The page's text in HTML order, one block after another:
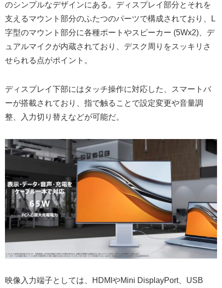
のシンプルなデザインにある。ディスプレイ部分とそれを
支えるマウント部分のふたつのパーツで構成されており、L
字型のマウント部分に各種ポートやスピーカー (5Wx2)、デ
ュアルマイクが内蔵されており、デスク周りをスッキリさ
せられる点がポイント。
ディスプレイ下部にはタッチ操作に対応した、スマートバ
ーが搭載されており、指で触ることで設定変更や音量調
整、入力切り替えなどが可能だ。
映像入力端子としては、HDMIやMini DisplayPort、USB